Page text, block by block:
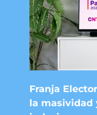
Franja
la masividad